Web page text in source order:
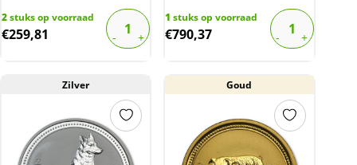
2stuks op voorraad
€259,81
1 stuks op voorraad
€790,37
Zilver Goud